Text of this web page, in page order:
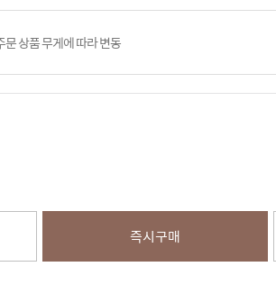
문 상품 무게에 따라 변동
즉시구매